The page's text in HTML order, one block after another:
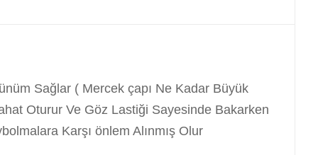
Sağlar ( Mercek çapı Ne Kadar Büyük
Oturur Ve Göz Lastiği Sayesinde Bakarken
Karşı önlem Alınmış Olur